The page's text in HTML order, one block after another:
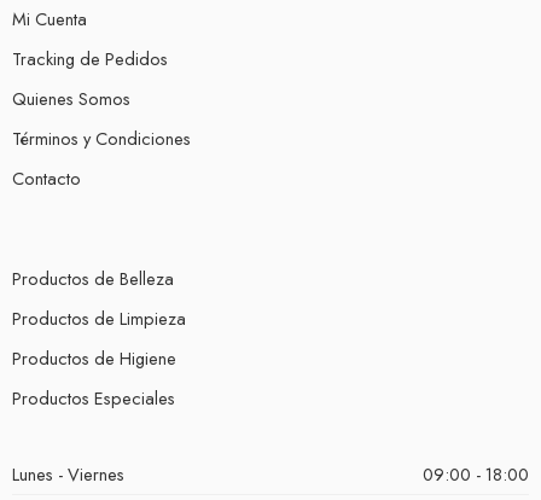
Mi Cuenta
Tracking de Pedidos
Quienes Somos
Términos y Condiciones
Contacto
Productos de Belleza
Productos de Limpieza
Productos de Higiene
Productos Especiales
Lunes - Viernes
09:00 - 18:00